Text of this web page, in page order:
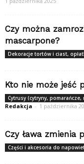
Czy można
mascarpone?
Dekoracje tortów i ciast,
Kto nie może jeść
Cytrusy (cytryny,
Redakcja - 1 października
Czy ława zmienia
Części i akcesoria do